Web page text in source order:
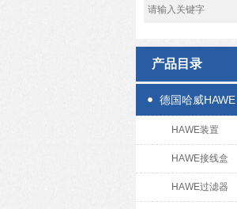
产品目录
德国哈威HAWE
HAWE装置
HAWE接线盒
HAWE过滤器